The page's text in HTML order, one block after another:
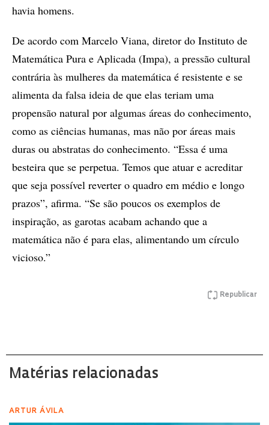
havia homens.
De acordo com Marcelo Viana, diretor do Instituto de
Matemática Pura e Aplicada (Impa), a pressão cultural
contrária às mulheres da matemática é resistente e se
alimenta da falsa ideia de que elas teriam uma
propensão natural por algumas áreas do conhecimento,
como as ciências humanas, mas não por áreas mais
duras ou abstratas do conhecimento. “Essa é uma
besteira que se perpetua. Temos que atuar e acreditar
que seja possível reverter o quadro em médio e longo
prazos”, afirma. “Se são poucos os exemplos de
inspiração, as garotas acabam achando que a
matemática não é para elas, alimentando um círculo
vicioso.”
Republicar